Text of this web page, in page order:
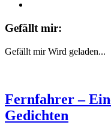
Gefällt mir:
Gefällt mir Wird geladen...
Fernfahrer –
Gedichten